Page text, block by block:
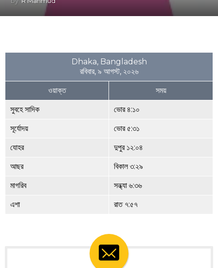
Dhaka, Bangladesh
রবিবার, ৯ আগস্ট, ২০২৬
ওয়াক্ত সময়
সুবহে সাদিক ভোর ৪:১০
সূর্যোদয় ভোর ৫:৩১
যোহর দুপুর ১২:০৪
আছর বিকাল ৩:২৯
মাগরিব সন্ধ্যা ৬:৩৬
এশা রাত ৭:৫৭